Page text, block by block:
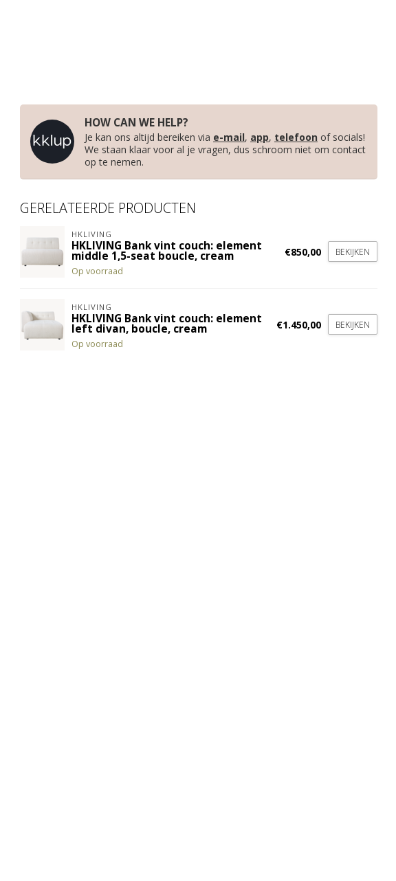
HOW CAN WE HELP?
Je kan ons altijd bereiken via e-mail, app, telefoon of socials!
We staan klaar voor al je vragen, dus schroom niet om contact
op te nemen.
GERELATEERDE PRODUCTEN
HKLIVING
HKLIVING Bank vint couch: element
middle 1,5-seat boucle, cream
Op voorraad
€850,00 BEKIJKEN
HKLIVING
HKLIVING Bank vint couch: element
left divan, boucle, cream
Op voorraad
€1.450,00 BEKIJKEN